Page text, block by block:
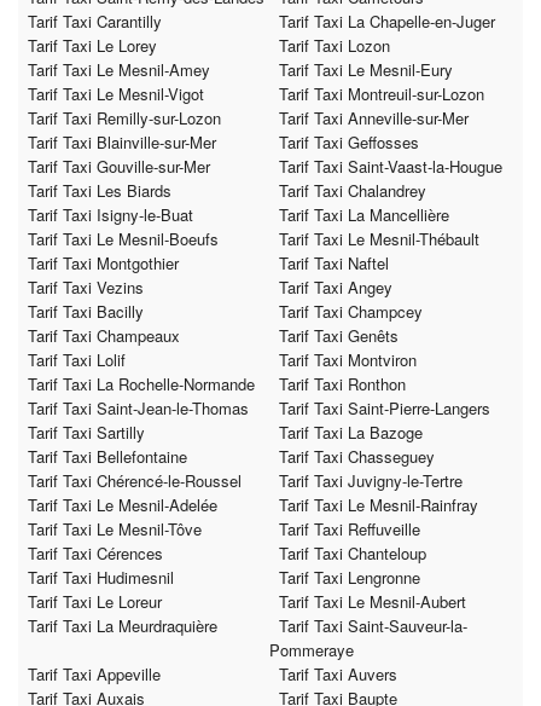
Tarif Taxi Carantilly
Tarif Taxi La Chapelle-en-Juger
Tarif Taxi Le Lorey
Tarif Taxi Lozon
Tarif Taxi Le Mesnil-Amey
Tarif Taxi Le Mesnil-Eury
Tarif Taxi Le Mesnil-Vigot
Tarif Taxi Montreuil-sur-Lozon
Tarif Taxi Remilly-sur-Lozon
Tarif Taxi Anneville-sur-Mer
Tarif Taxi Blainville-sur-Mer
Tarif Taxi Geffosses
Tarif Taxi Gouville-sur-Mer
Tarif Taxi Saint-Vaast-la-Hougue
Tarif Taxi Les Biards
Tarif Taxi Chalandrey
Tarif Taxi Isigny-le-Buat
Tarif Taxi La Mancellière
Tarif Taxi Le Mesnil-Boeufs
Tarif Taxi Le Mesnil-Thébault
Tarif Taxi Montgothier
Tarif Taxi Naftel
Tarif Taxi Vezins
Tarif Taxi Angey
Tarif Taxi Bacilly
Tarif Taxi Champcey
Tarif Taxi Champeaux
Tarif Taxi Genêts
Tarif Taxi Lolif
Tarif Taxi Montviron
Tarif Taxi La Rochelle-Normande
Tarif Taxi Ronthon
Tarif Taxi Saint-Jean-le-Thomas
Tarif Taxi Saint-Pierre-Langers
Tarif Taxi Sartilly
Tarif Taxi La Bazoge
Tarif Taxi Bellefontaine
Tarif Taxi Chasseguey
Tarif Taxi Chérencé-le-Roussel
Tarif Taxi Juvigny-le-Tertre
Tarif Taxi Le Mesnil-Adelée
Tarif Taxi Le Mesnil-Rainfray
Tarif Taxi Le Mesnil-Tôve
Tarif Taxi Reffuveille
Tarif Taxi Cérences
Tarif Taxi Chanteloup
Tarif Taxi Hudimesnil
Tarif Taxi Lengronne
Tarif Taxi Le Loreur
Tarif Taxi Le Mesnil-Aubert
Tarif Taxi La Meurdraquière
Tarif Taxi Saint-Sauveur-la-
Pommeraye
Tarif Taxi Appeville
Tarif Taxi Auvers
Tarif Taxi Auxais
Tarif Taxi Baupte